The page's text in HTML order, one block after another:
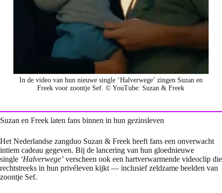
In de video van hun nieuwe single ‘Halverwege’ zingen Suzan en
Freek voor zoontje Sef. © YouTube: Suzan & Freek
Suzan en Freek laten fans binnen in hun gezinsleven
Het Nederlandse zangduo Suzan & Freek heeft fans een onverwacht
intiem cadeau gegeven. Bij de lancering van hun gloednieuwe
single ‘Halverwege’ verscheen ook een hartverwarmende videoclip die
rechtstreeks in hun privéleven kijkt — inclusief zeldzame beelden van
zoontje Sef.